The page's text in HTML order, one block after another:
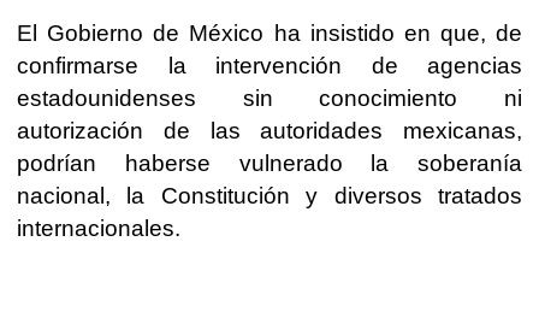
El Gobierno de México ha insistido en que, de
confirmarse la intervención de agencias
estadounidenses sin conocimiento ni
autorización de las autoridades mexicanas,
podrían haberse vulnerado la soberanía
nacional, la Constitución y diversos tratados
internacionales.